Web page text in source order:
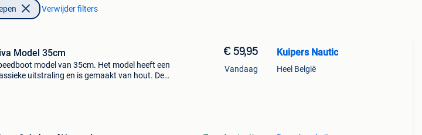
Verwijder filters
Model 35cm
model van 35cm. Het model heeft een
uitstraling en is gemaakt van hout. De
€ 59,95
Vandaag
Kuipers Nautic
Heel België